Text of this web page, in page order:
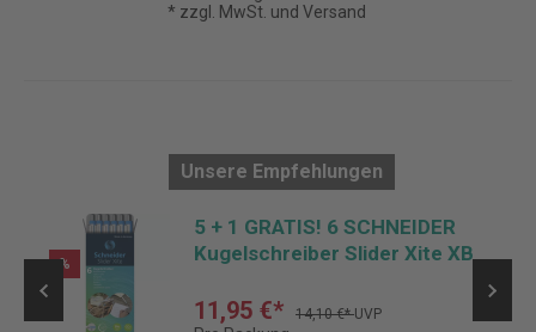
* zzgl. MwSt. und Versand
Unsere Empfehlungen
%
5 + 1 GRATIS! 6 SCHNEIDER
Kugelschreiber Slider Xite XB
11,95 €* 14,10 €*UVP